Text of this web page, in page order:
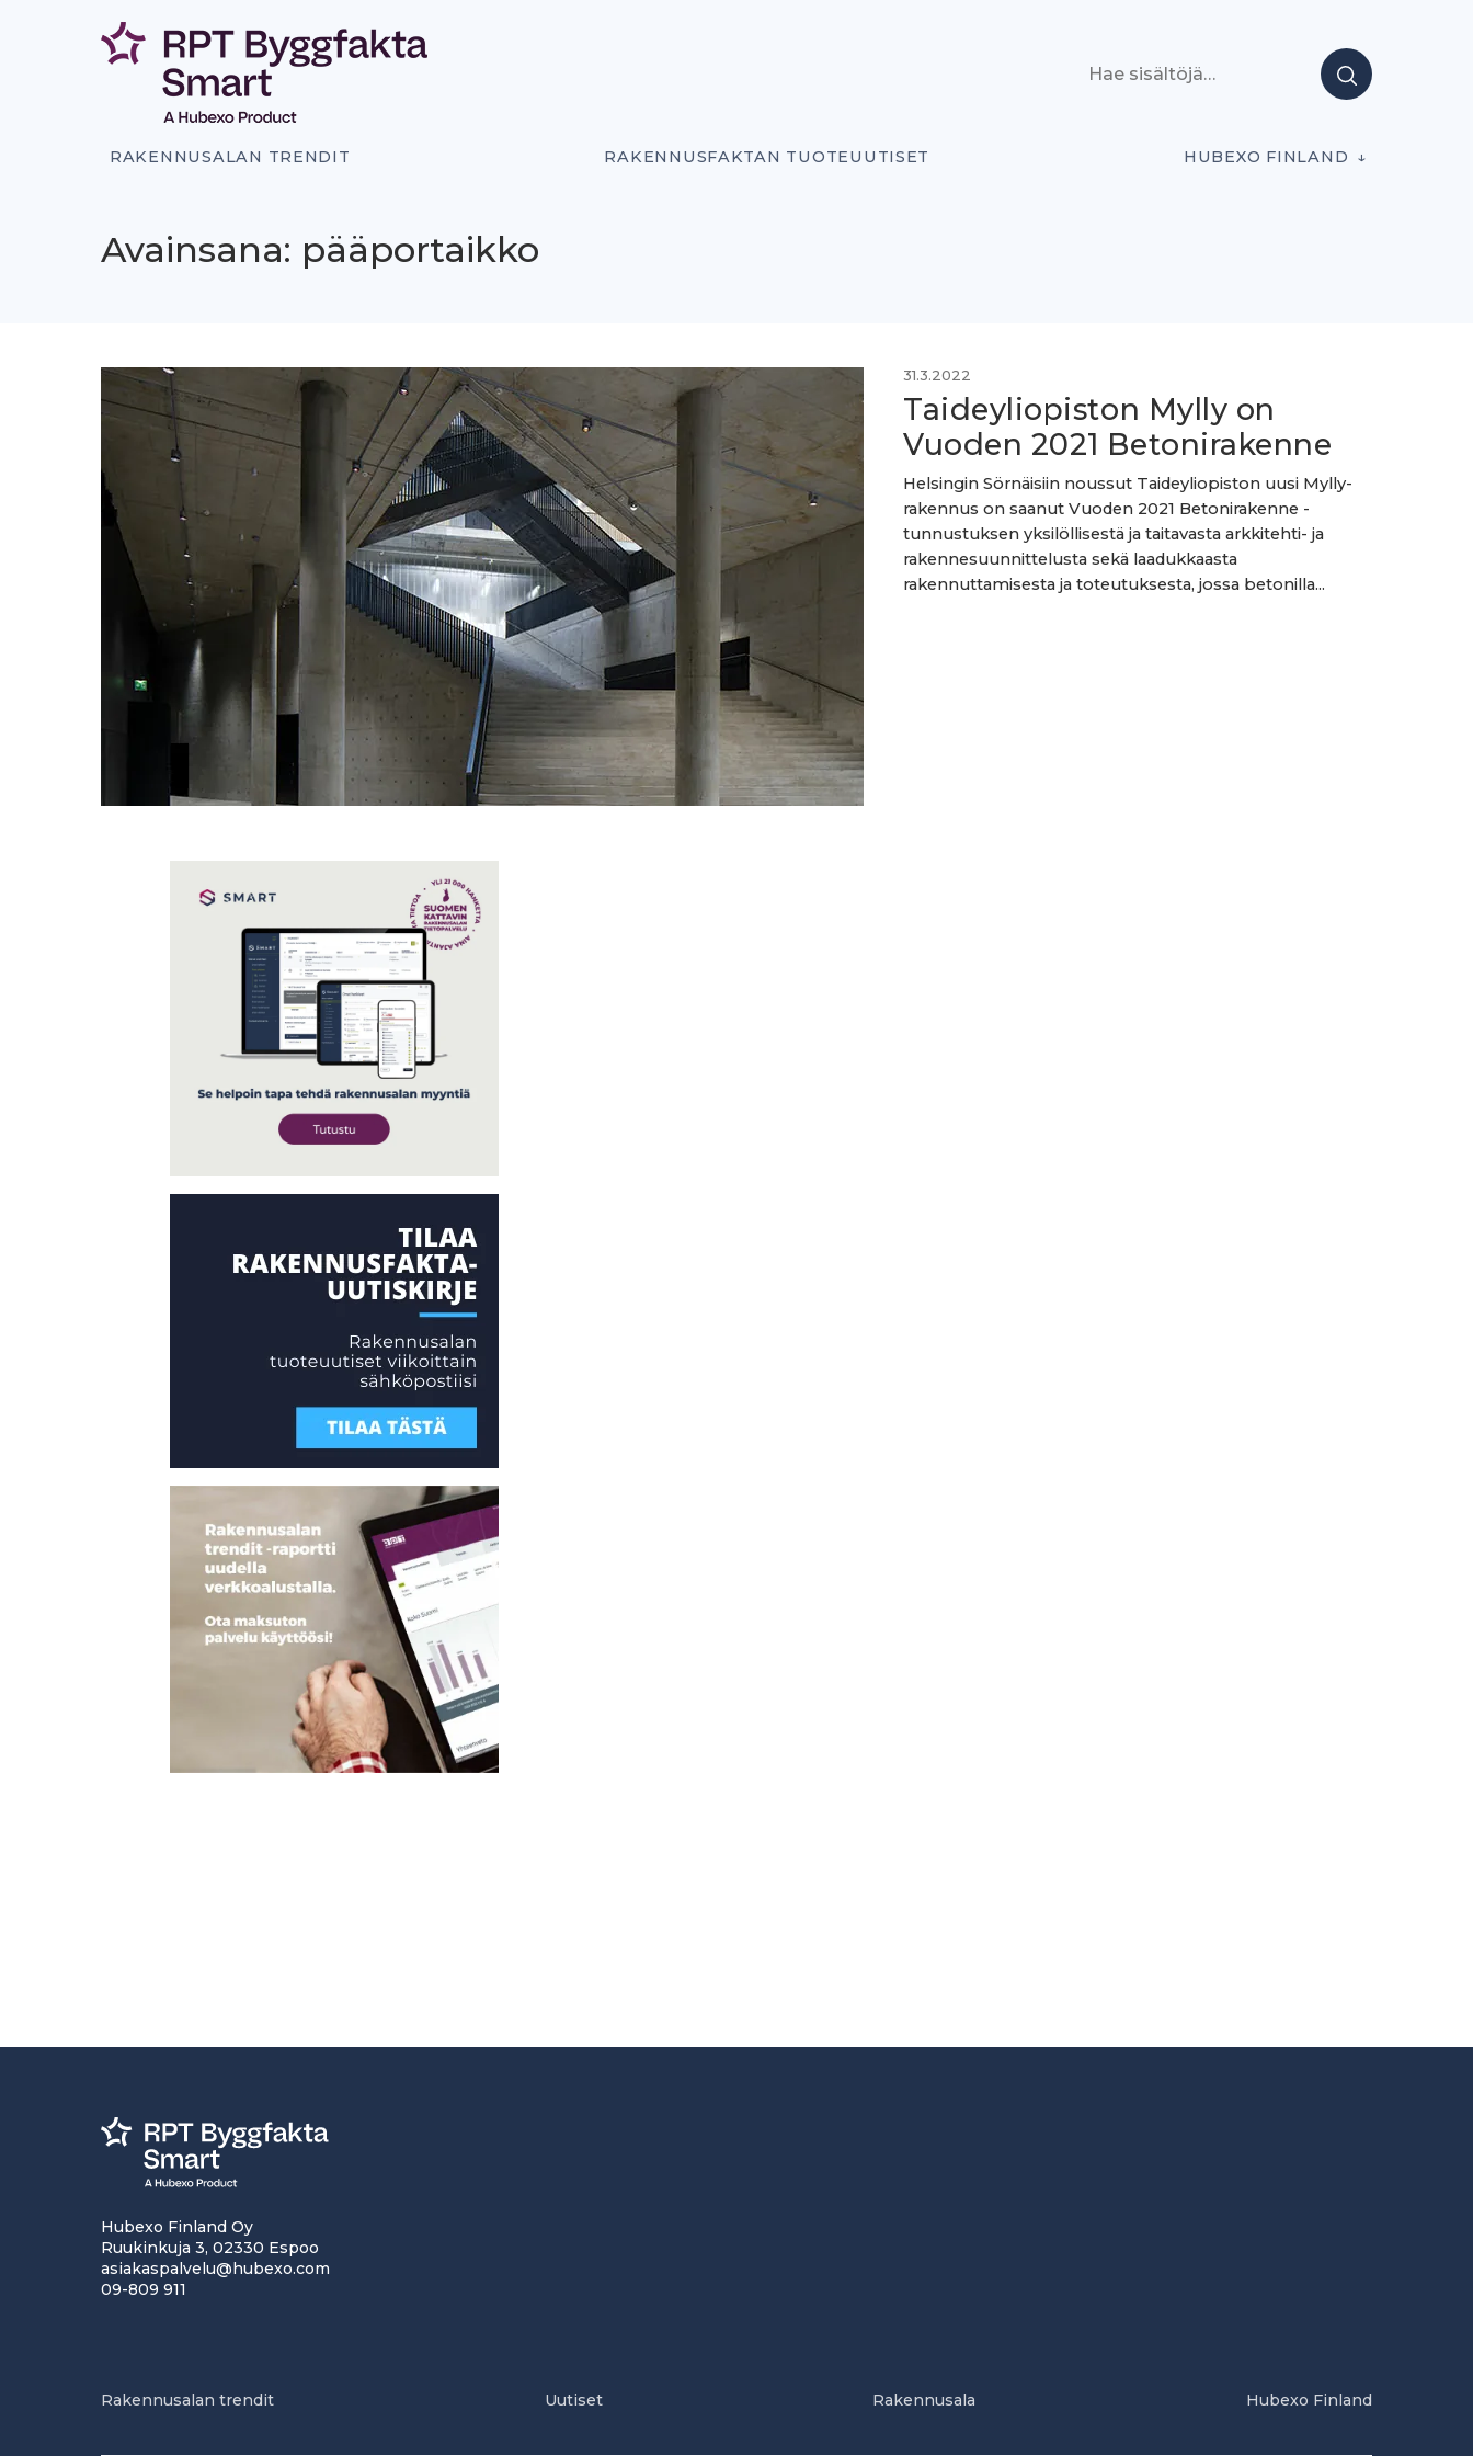
RAKENNUSALAN TRENDIT RAKENNUSFAKTAN TUOTEUUTISET HUBEXO FINLAND
Avainsana: pääportaikko
31.3.2022
Taideyliopiston Mylly on
Vuoden 2021 Betonirakenne
Helsingin Sörnäisiin noussut Taideyliopiston uusi Mylly-
rakennus on saanut Vuoden 2021 Betonirakenne -
tunnustuksen yksilöllisestä ja taitavasta arkkitehti- ja
rakennesuunnittelusta sekä laadukkaasta
rakennuttamisesta ja toteutuksesta, jossa betonilla...
Hubexo Finland Oy
Ruukinkuja 3, 02330 Espoo
asiakaspalvelu@hubexo.com
09-809 911
Rakennusalan trendit Uutiset Rakennusala Hubexo Finland